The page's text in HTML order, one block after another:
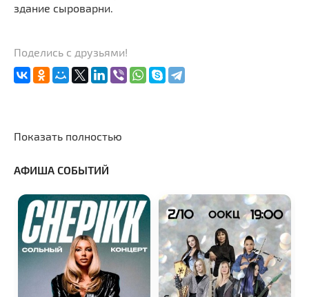
здание сыроварни.
Поделись с друзьями!
Показать полностью
АФИША СОБЫТИЙ